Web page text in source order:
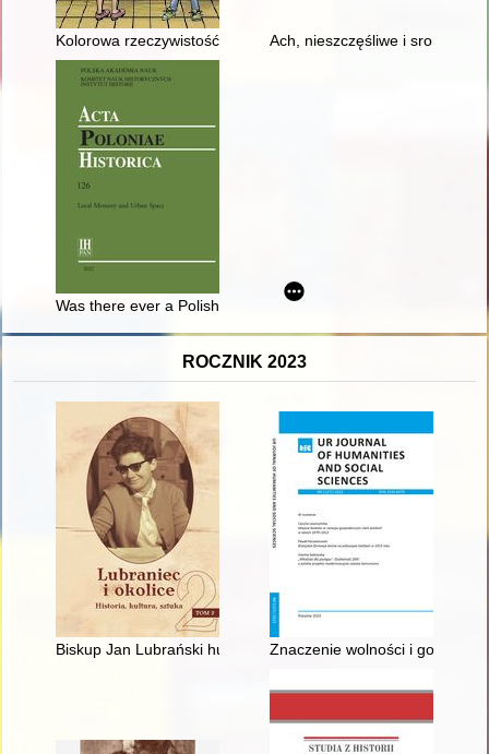
Kolorowa rzeczywistość czyli Obraz PRL w polskim komiksie
Ach, nieszczęśliwe i
Was there ever a Polish peasant? : historical imagination and
ROCZNIK 2023
Biskup Jan Lubrański humanista, senator, dyplomata,
Znaczenie wolności i godności